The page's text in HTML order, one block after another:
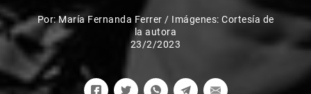
Por:María Fernanda Ferrer / Imágenes: Cortesía de
la autora
23/2/2023